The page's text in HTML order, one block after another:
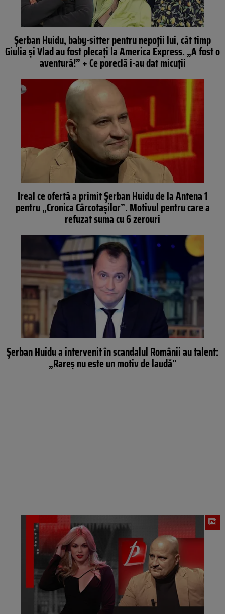
Șerban Huidu, baby-sitter pentru nepoții lui, cât timp
Giulia și Vlad au fost plecați la America Express. „A fost o
aventură!” + Ce poreclă i-au dat micuții
Ireal ce ofertă a primit Șerban Huidu de la Antena 1
pentru „Cronica Cârcotașilor”. Motivul pentru care a
refuzat suma cu 6 zerouri
Șerban Huidu a intervenit în scandalul Românii au talent:
„Rareș nu este un motiv de laudă”